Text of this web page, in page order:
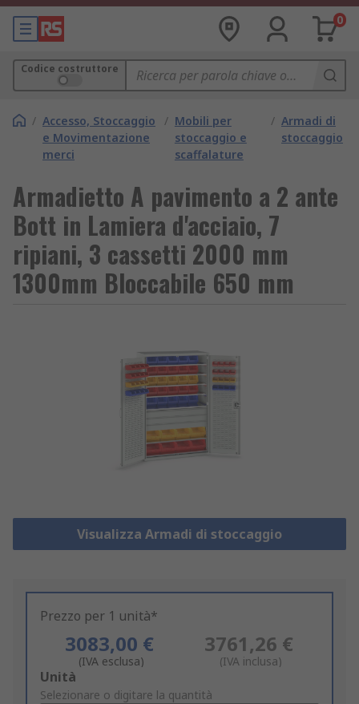
0
Codice costruttore
/ Accesso, Stoccaggio
e Movimentazione
merci
/ Mobili per
stoccaggio e
scaffalature
/ Armadi di
stoccaggio
Armadietto A pavimento a 2 ante
Bott in Lamiera d'acciaio, 7
ripiani, 3 cassetti 2000 mm
1300mm Bloccabile 650 mm
Visualizza Armadi di stoccaggio
Prezzo per 1 unità*
3083,00 €
(IVA esclusa)
3761,26 €
(IVA inclusa)
Add
to
Unità
Selezionare o digitare la quantità